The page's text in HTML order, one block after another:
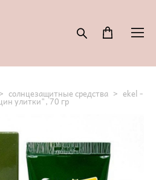
> солнцезащитные средства > ekel -
улитки", 70 гр